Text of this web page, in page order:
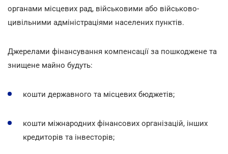
органами місцевих рад, військовими або військово-
цивільними адміністраціями населених пунктів.
Джерелами фінансування компенсації за пошкоджене та
знищене майно будуть:
кошти державного та місцевих бюджетів;
кошти міжнародних фінансових організацій, інших
кредиторів та інвесторів;